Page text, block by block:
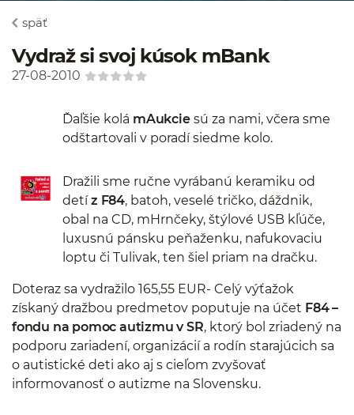
späť
Vydraž si svoj kúsok mBank
27-08-2010
Ďaľšie kolá mAukciesú za nami, včera sme
odštartovali v poradí siedme kolo.
Dražili sme ručne vyrábanú keramiku od
detíz F84, batoh, veselé tričko, dáždnik,
obal na CD, mHrnčeky, štýlové USB kľúče,
luxusnú pánsku peňaženku, nafukovaciu
loptu či Tulivak, ten šiel priam na dračku.
Doteraz sa vydražilo 165,55 EUR- Celý výťažok
získaný dražbou predmetov poputuje na účet F84 –
fondu na pomoc autizmu v SR, ktorý bol zriadený na
podporu zariadení, organizácií a rodín starajúcich sa
o autistické deti ako aj s cieľom zvyšovať
informovanosť o autizme na Slovensku.